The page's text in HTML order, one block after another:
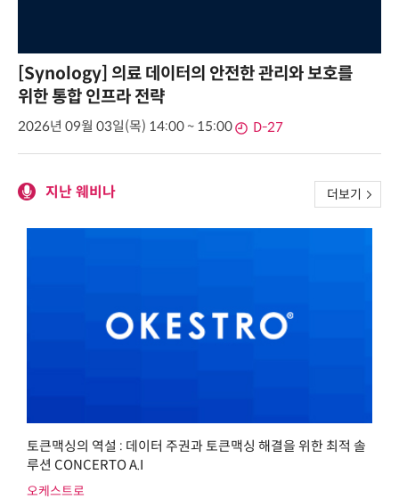
[Synology] 의료 데이터의 안전한 관리와 보호를
위한 통합 인프라 전략
2026년 09월 03일(목) 14:00 ~ 15:00 D-27
지난 웨비나 더보기
토큰맥싱의 역설 : 데이터 주권과 토큰맥싱 해결을 위한 최적 솔
루션 CONCERTO A.I
오케스트로